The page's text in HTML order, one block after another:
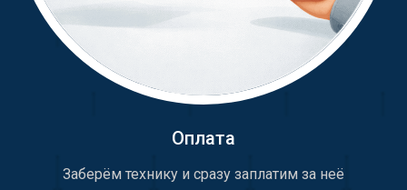
Оплата
Заберём технику и сразу заплатим за неё